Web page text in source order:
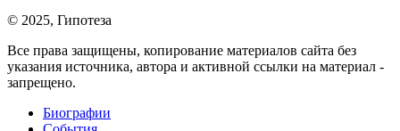
© 2025, Гипотеза
Все права защищены, копирование материалов сайта без
указания источника, автора и активной ссылки на материал -
запрещено.
Биографии